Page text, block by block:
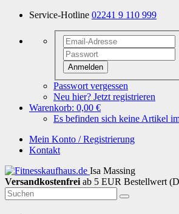
Service-Hotline 02241 9 110 999
Anmelden
Passwort vergessen
Neu hier? Jetzt registrieren
Warenkorb: 0,00 €
Es befinden sich keine Artikel
Mein Konto / Registrierung
Kontakt
Isa Massing
Versandkostenfrei ab 5 EUR Bestellwert